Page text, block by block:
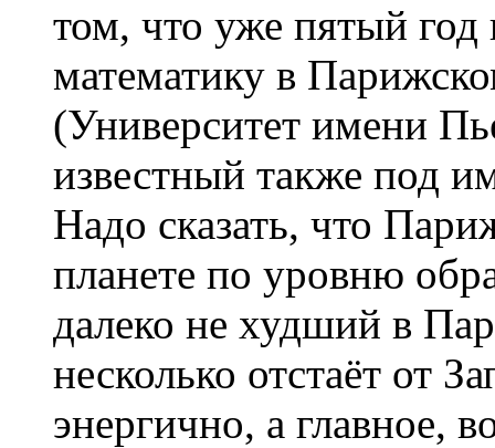
том, что уже пятый
математику в
(Университет имени
известный также под
Надо сказать, что
планете по уровню
далеко не худший в
несколько отстаёт от
энергично, а главное,